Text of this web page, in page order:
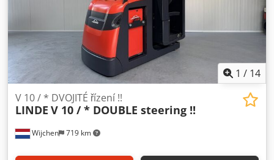
1 / 14
Wijchen 719 km
V 10 / * DVOJITÉ řízení !!
LINDE V 10 / * DOUBLE steering !!